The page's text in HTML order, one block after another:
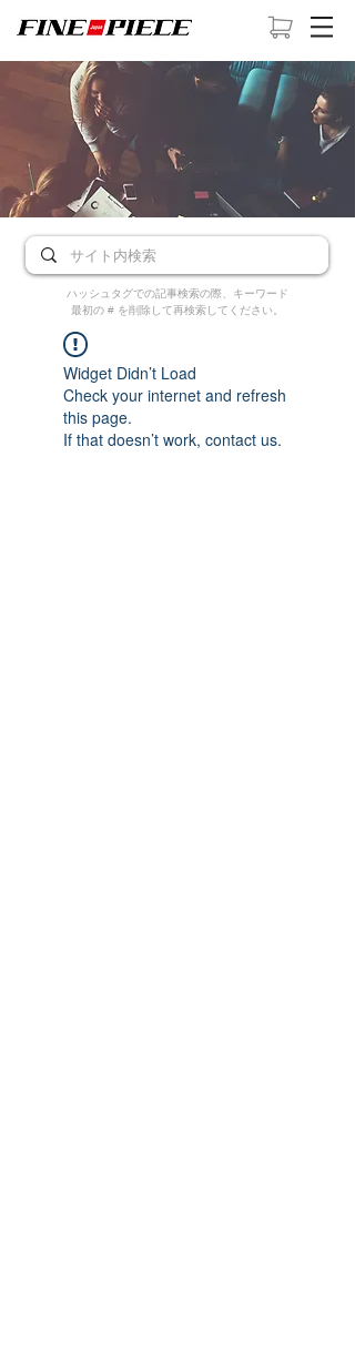
ハッシュタグでの記事検索の際、キーワード
最初の # を削除して再検索してください。
Widget Didn’t Load
Check your internet and refresh
this page.
If that doesn’t work, contact us.